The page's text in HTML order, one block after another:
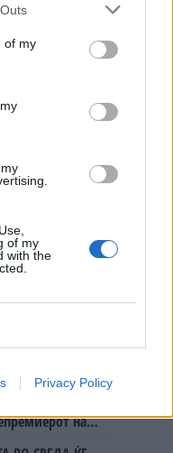
of my
of my
with the
Privacy Policy
„Ако и
во овој
гледаме никаква
го заборавил во
НА
СРБИЈА:
го мачи:
ДА СЕ СУДИ
НА
ЌЕ ГО
на